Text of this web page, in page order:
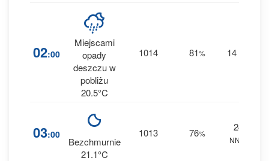
02:00
Miejscami
opady
deszczu w
pobliżu
20.5°C
1014 81% 14
03:00
Bezchmurnie
21.1°C
1013 76%
24
NNW